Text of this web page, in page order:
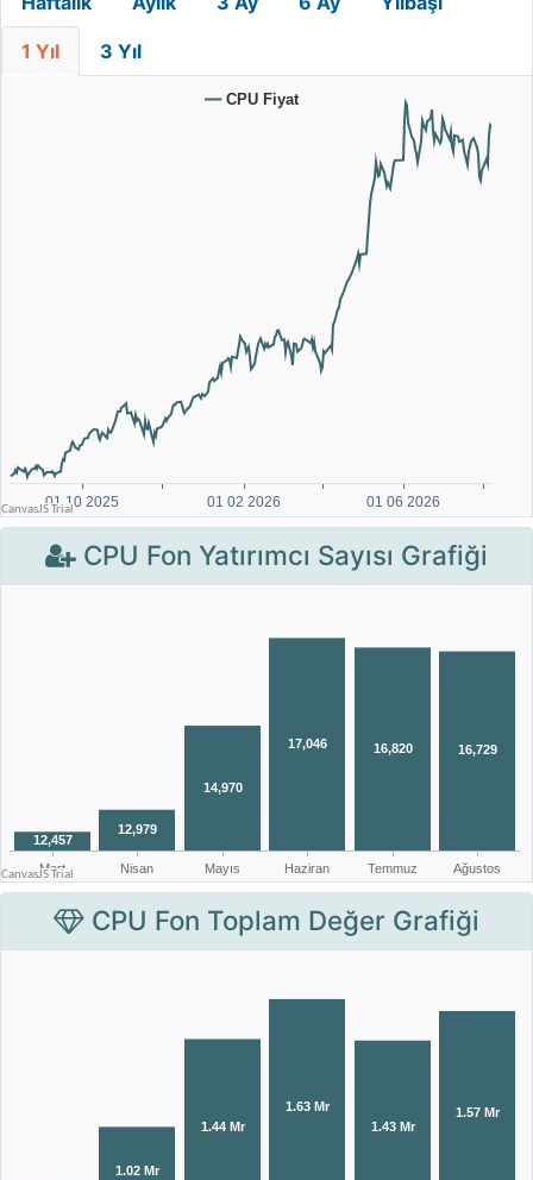
1 Yıl 3 Yıl
CPU Fon Yatırımcı Sayısı Grafiği
CPU Fon Toplam Değer Grafiği